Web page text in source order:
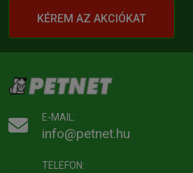
KÉREM AZ AKCIÓKAT
E-MAIL:
info@petnet.hu
TELEFON: